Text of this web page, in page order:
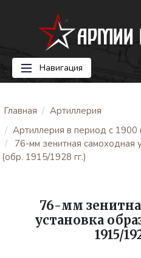
Навигация
Главная
Артиллерия
Артиллерия в период с 1900
76-мм зенитная самоходная
(обр. 1915/1928 гг.)
76-мм
установка
1915/